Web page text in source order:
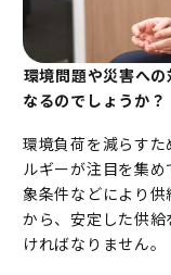
――環境問題や災害へ
なるのでしょうか？
環境負荷を減らす
ルギーが注目を集
象条件などにより
から、安定した供
ければなりません。